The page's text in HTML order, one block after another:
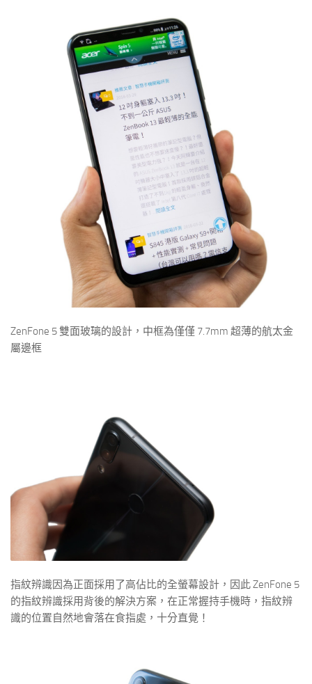
ZenFone 5 雙面玻璃的設計，中框為僅僅 7.7mm 超薄的航太金
屬邊框
指紋辨識因為正面採用了高佔比的全螢幕設計，因此 ZenFone 5
的指紋辨識採用背後的解決方案，在正常握持手機時，指紋辨
識的位置自然地會落在食指處，十分直覺！